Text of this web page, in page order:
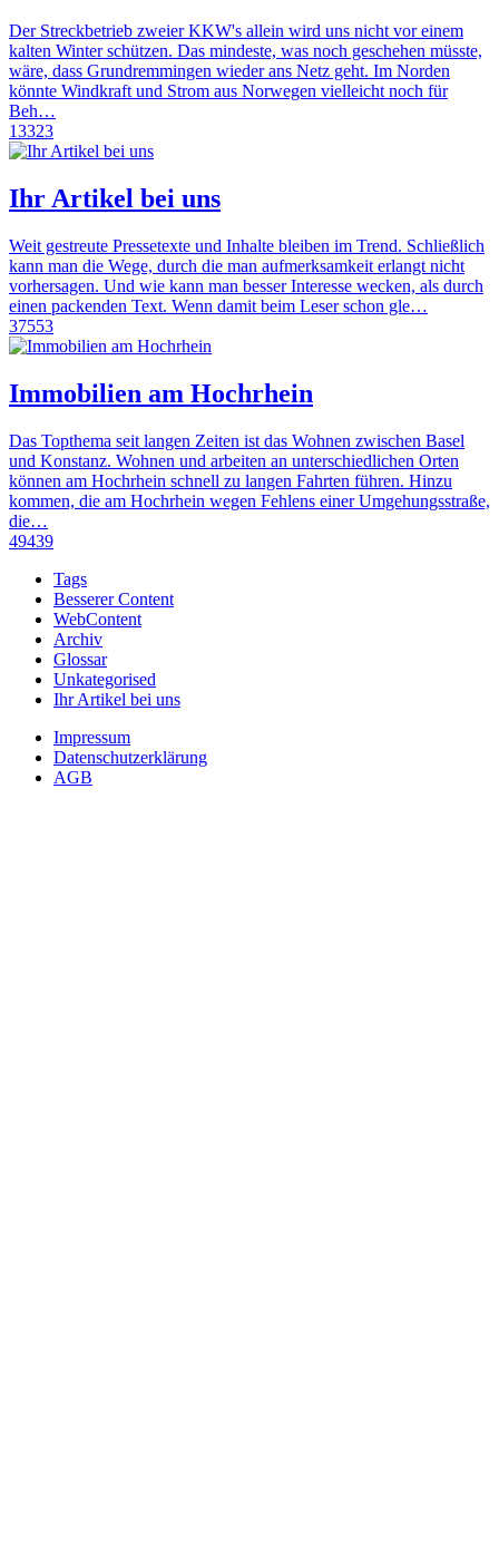
Der Streckbetrieb zweier KKW's allein wird uns nicht vor einem
kalten Winter schützen. Das mindeste, was noch geschehen müsste,
wäre, dass Grundremmingen wieder ans Netz geht. Im Norden
könnte Windkraft und Strom aus Norwegen vielleicht noch für
Beh…
13323
Ihr Artikel bei uns
Weit gestreute Pressetexte und Inhalte bleiben im Trend. Schließlich
kann man die Wege, durch die man aufmerksamkeit erlangt nicht
vorhersagen. Und wie kann man besser Interesse wecken, als durch
einen packenden Text. Wenn damit beim Leser schon gle…
37553
Immobilien am Hochrhein
Das Topthema seit langen Zeiten ist das Wohnen zwischen Basel
und Konstanz. Wohnen und arbeiten an unterschiedlichen Orten
können am Hochrhein schnell zu langen Fahrten führen. Hinzu
kommen, die am Hochrhein wegen Fehlens einer Umgehungsstraße,
die…
49439
Tags
Besserer Content
WebContent
Archiv
Glossar
Unkategorised
Ihr Artikel bei uns
Impressum
Datenschutzerklärung
AGB